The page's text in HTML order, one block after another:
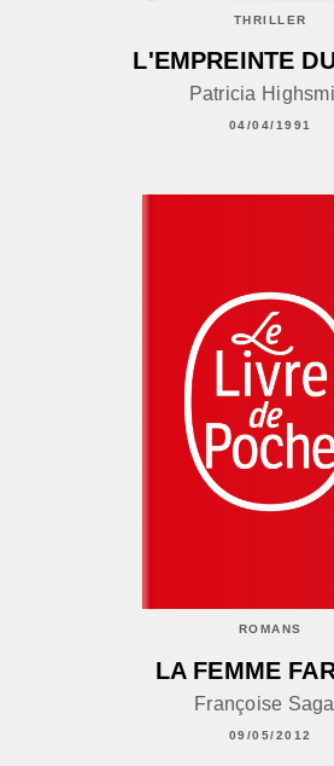
THRILLER
L'EMPREINTE
Patricia
04/04/1991
ROMANS
LA FEMME
Françoise
09/05/2012